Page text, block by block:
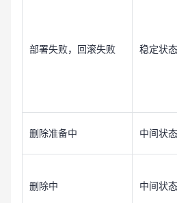
部署失败，回滚失败 稳定状态
删除准备中 中间状态
删除中 中间状态